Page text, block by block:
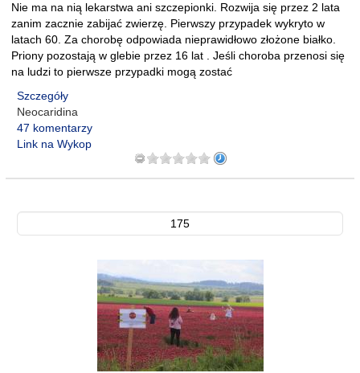
Nie ma na nią lekarstwa ani szczepionki. Rozwija się przez 2 lata
zanim zacznie zabijać zwierzę. Pierwszy przypadek wykryto w
latach 60. Za chorobę odpowiada nieprawidłowo złożone białko.
Priony pozostają w glebie przez 16 lat . Jeśli choroba przenosi się
na ludzi to pierwsze przypadki mogą zostać
Szczegóły
Neocaridina
47 komentarzy
Link na Wykop
175